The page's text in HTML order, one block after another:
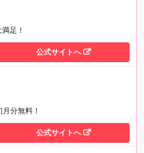
足！
公式サイトへ
分無料！
公式サイトへ